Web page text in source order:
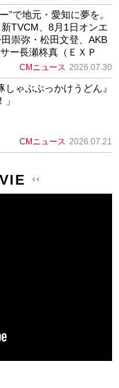
”で地元・愛知に夢を。
TVCM、8月1日オンエ
崇弥・松田文登、AKB
ー長瀬柊真（ＥＸＰ
CMニュース 2026.07.30
しゃぶぶっかけうどん』
CMニュース 2026.07.21